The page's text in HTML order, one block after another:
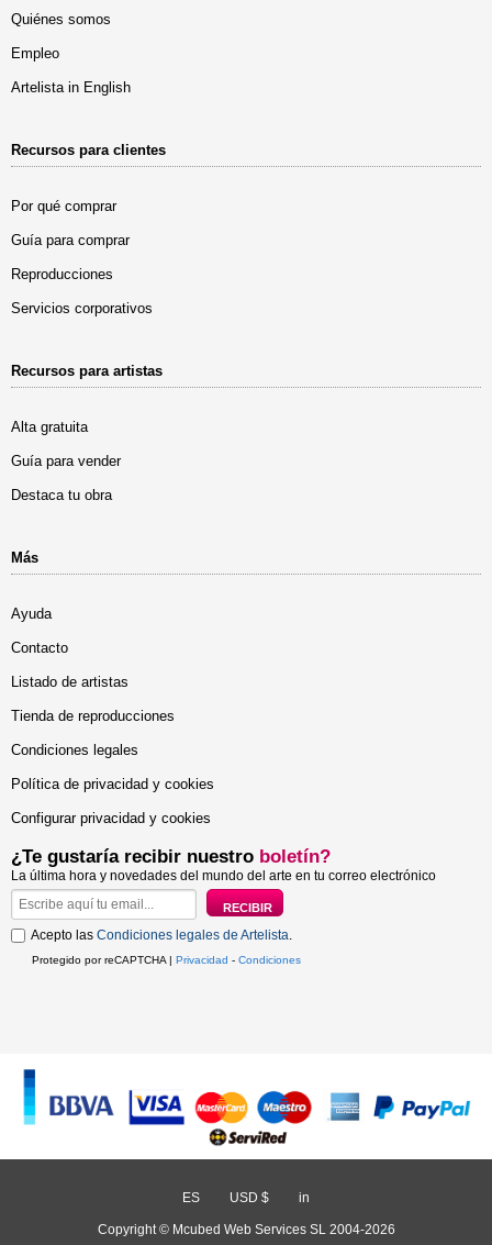
Quiénes somos
Empleo
Artelista in English
Recursos para clientes
Por qué comprar
Guía para comprar
Reproducciones
Servicios corporativos
Recursos para artistas
Alta gratuita
Guía para vender
Destaca tu obra
Más
Ayuda
Contacto
Listado de artistas
Tienda de reproducciones
Condiciones legales
Política de privacidad y cookies
Configurar privacidad y cookies
¿Te gustaría recibir nuestro boletín?
La última hora y novedades del mundo del arte en tu correo electrónico
Acepto las Condiciones legales de Artelista
Protegido por reCAPTCHA | Privacidad - Condiciones
ES USD $ in
Copyright © Mcubed Web Services SL 2004-2026